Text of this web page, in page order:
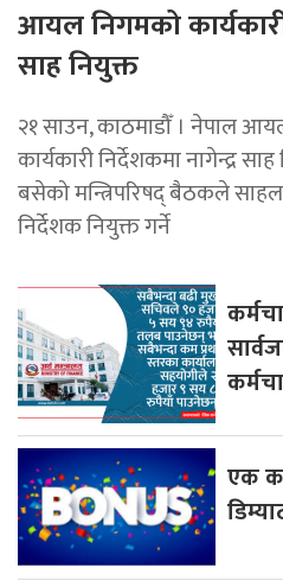
आयल निगमको कार्यकारी
साह नियुक्त
२१ साउन, काठमाडौँ । नेपाल
कार्यकारी निर्देशकमा नागेन्द्र
बसेको मन्त्रिपरिषद् बैठकले
निर्देशक नियुक्त गर्ने
एक